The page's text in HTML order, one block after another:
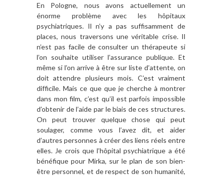
En Pologne, nous avons actuellement un
énorme problème avec les hôpitaux
psychiatriques. Il n’y a pas suffisamment de
places, nous traversons une véritable crise. Il
n’est pas facile de consulter un thérapeute si
l’on souhaite utiliser l’assurance publique. Et
même si l’on arrive à être sur liste d’attente, on
doit attendre plusieurs mois. C’est vraiment
difficile. Mais ce que que je cherche à montrer
dans mon film, c’est qu’il est parfois impossible
d’obtenir de l’aide par le biais de ces structures.
On peut trouver quelque chose qui peut
soulager, comme vous l’avez dit, et aider
d’autres personnes à créer des liens réels entre
elles. Je crois que l’hôpital psychiatrique a été
bénéfique pour Mirka, sur le plan de son bien-
être personnel, et de respect de son humanité,